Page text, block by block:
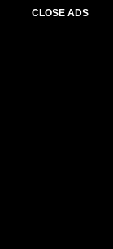
CLOSE ADS